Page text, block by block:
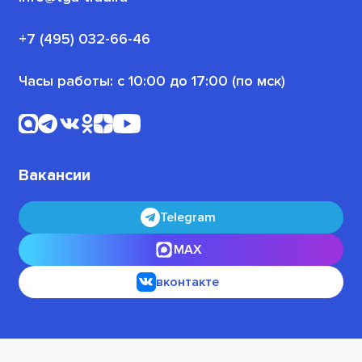
+7 (495) 032-66-46
Часы работы: с 10:00 до 17:00 (по мск)
Для военнослужащих
Офлайн-программы
Для безработных граждан
Вакансии
Telegram
MAX
вконтакте